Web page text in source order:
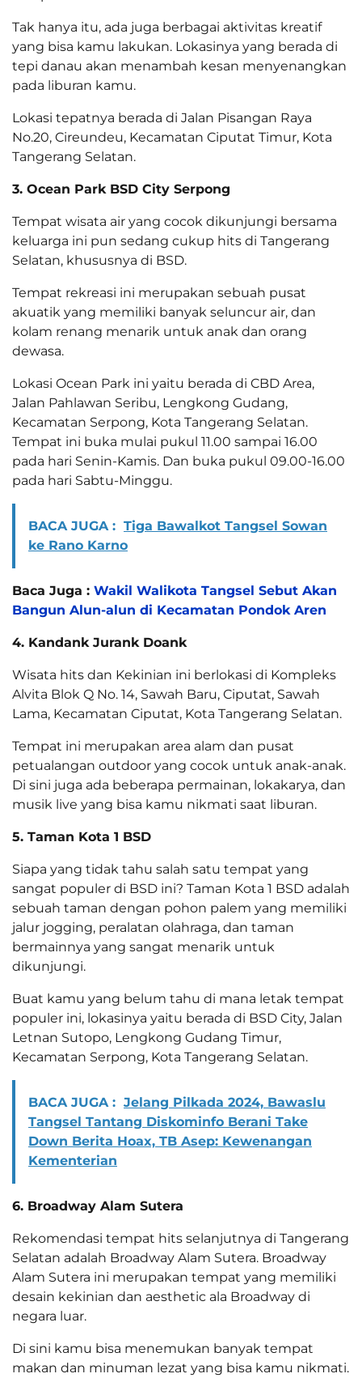
Tak hanya itu, ada juga berbagai aktivitas kreatif
yang bisa kamu lakukan. Lokasinya yang berada di
tepi danau akan menambah kesan menyenangkan
pada liburan kamu.
Lokasi tepatnya berada di Jalan Pisangan Raya
No.20, Cireundeu, Kecamatan Ciputat Timur, Kota
Tangerang Selatan.
3. Ocean Park BSD City Serpong
Tempat wisata air yang cocok dikunjungi bersama
keluarga ini pun sedang cukup hits di Tangerang
Selatan, khususnya di BSD.
Tempat rekreasi ini merupakan sebuah pusat
akuatik yang memiliki banyak seluncur air, dan
kolam renang menarik untuk anak dan orang
dewasa.
Lokasi Ocean Park ini yaitu berada di CBD Area,
Jalan Pahlawan Seribu, Lengkong Gudang,
Kecamatan Serpong, Kota Tangerang Selatan.
Tempat ini buka mulai pukul 11.00 sampai 16.00
pada hari Senin-Kamis. Dan buka pukul 09.00-16.00
pada hari Sabtu-Minggu.
BACA JUGA : Tiga Bawalkot Tangsel Sowan
ke Rano Karno
Baca Juga : Wakil Walikota Tangsel Sebut Akan
Bangun Alun-alun di Kecamatan Pondok Aren
4. Kandank Jurank Doank
Wisata hits dan Kekinian ini berlokasi di Kompleks
Alvita Blok Q No. 14, Sawah Baru, Ciputat, Sawah
Lama, Kecamatan Ciputat, Kota Tangerang Selatan.
Tempat ini merupakan area alam dan pusat
petualangan outdoor yang cocok untuk anak-anak.
Di sini juga ada beberapa permainan, lokakarya, dan
musik live yang bisa kamu nikmati saat liburan.
5. Taman Kota 1 BSD
Siapa yang tidak tahu salah satu tempat yang
sangat populer di BSD ini? Taman Kota 1 BSD adalah
sebuah taman dengan pohon palem yang memiliki
jalur jogging, peralatan olahraga, dan taman
bermainnya yang sangat menarik untuk
dikunjungi.
Buat kamu yang belum tahu di mana letak tempat
populer ini, lokasinya yaitu berada di BSD City, Jalan
Letnan Sutopo, Lengkong Gudang Timur,
Kecamatan Serpong, Kota Tangerang Selatan.
BACA JUGA : Jelang Pilkada 2024, Bawaslu
Tangsel Tantang Diskominfo Berani Take
Down Berita Hoax, TB Asep: Kewenangan
Kementerian
6. Broadway Alam Sutera
Rekomendasi tempat hits selanjutnya di Tangerang
Selatan adalah Broadway Alam Sutera. Broadway
Alam Sutera ini merupakan tempat yang memiliki
desain kekinian dan aesthetic ala Broadway di
negara luar.
Di sini kamu bisa menemukan banyak tempat
makan dan minuman lezat yang bisa kamu nikmati.